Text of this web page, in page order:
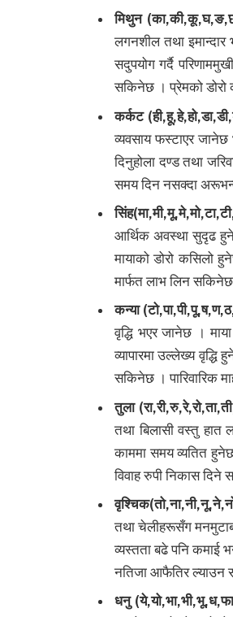
मिथुन
लगनशील तथा
सदुपयोग गर्दै
सकिनेछ । प्रेमको डोरो
कर्कट
व्यवसाय फस्टाएर
दिनुहोला दण्ड तथा
समय दिन नसक्दा
आर्थिक अवस्था सुदृढ
मायाको डोरो कसिलो
मार्फत लाभ लिन
कन्या
वृद्धि भएर जानेछ ।
व्यापारमा उल्लेख्य
सकिनेछ । पारिवारिक
तुला
तथा बिलासी वस्तु हात
काममा समय व्यतित
विवाह रुपी निकास
तथा चेलीहरूसँग मनमुटाब
व्यस्तता बढे पनि कमाई
नतिजा आफैतिर ल्याउन
धनु